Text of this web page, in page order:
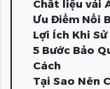
Chất liệu vải
Ưu Điểm Nổi
Lợi Ích Khi
5 Bước Bảo
Cách
Tại Sao Nên